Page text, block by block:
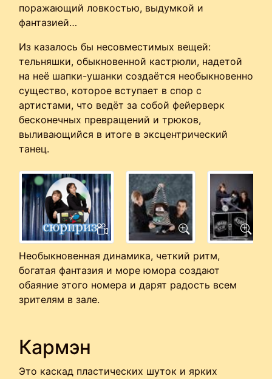
поражающий ловкостью, выдумкой и
фантазией…
Из казалось бы несовместимых вещей:
тельняшки, обыкновенной кастрюли, надетой
на неё шапки-ушанки создаётся необыкновенно
существо, которое вступает в спор с
артистами, что ведёт за собой фейерверк
бесконечных превращений и трюков,
выливающийся в итоге в эксцентрический
танец.
Необыкновенная динамика, четкий ритм,
богатая фантазия и море юмора создают
обаяние этого номера и дарят радость всем
зрителям в зале.
Кармэн
Это каскад пластических шуток и ярких